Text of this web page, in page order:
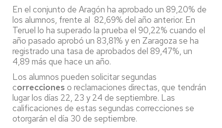
En el conjunto de Aragón ha aprobado un 89,20% de
los alumnos, frente al 82,69% del año anterior. En
Teruel lo ha superado la prueba el 90,22% cuando el
año pasado aprobó un 83,81% y en Zaragoza se ha
registrado una tasa de aprobados del 89,47%, un
4,89 más que hace un año.
Los alumnos pueden solicitar segundas
correcciones o reclamaciones directas, que tendrán
lugar los días 22, 23 y 24 de septiembre. Las
calificaciones de estas segundas correcciones se
otorgarán el día 30 de septiembre.